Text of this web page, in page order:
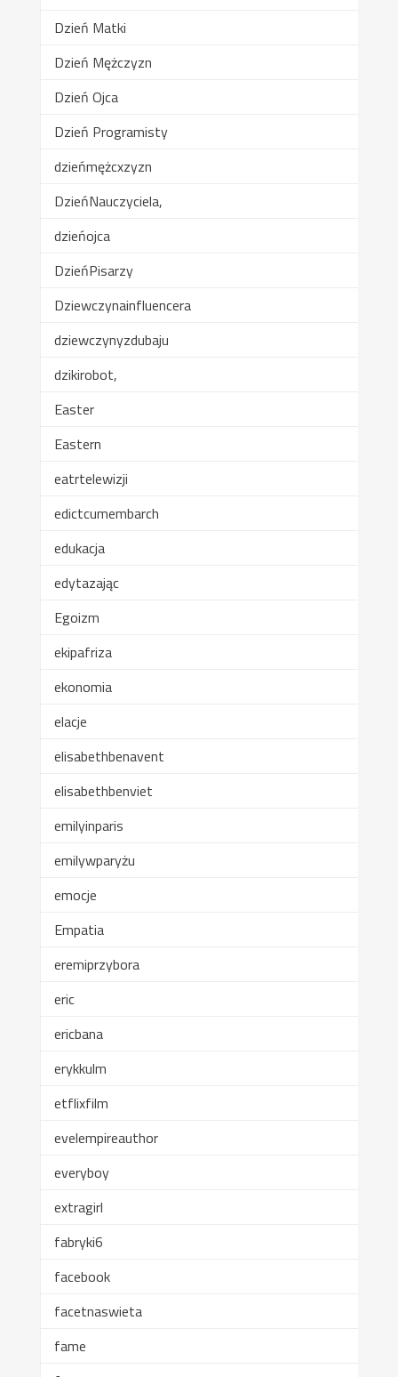
Dzień Matki
Dzień Mężczyzn
Dzień Ojca
Dzień Programisty
dzieńmężcxzyzn
DzieńNauczyciela,
dzieńojca
DzieńPisarzy
Dziewczynainfluencera
dziewczynyzdubaju
dzikirobot,
Easter
Eastern
eatrtelewizji
edictcumembarch
edukacja
edytazając
Egoizm
ekipafriza
ekonomia
elacje
elisabethbenavent
elisabethbenviet
emilyinparis
emilywparyżu
emocje
Empatia
eremiprzybora
eric
ericbana
erykkulm
etflixfilm
evelempireauthor
everyboy
extragirl
fabryki6
facebook
facetnaswieta
fame